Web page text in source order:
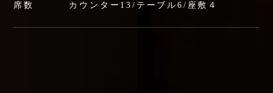
席数 カウンター13/テーブル6/座敷４